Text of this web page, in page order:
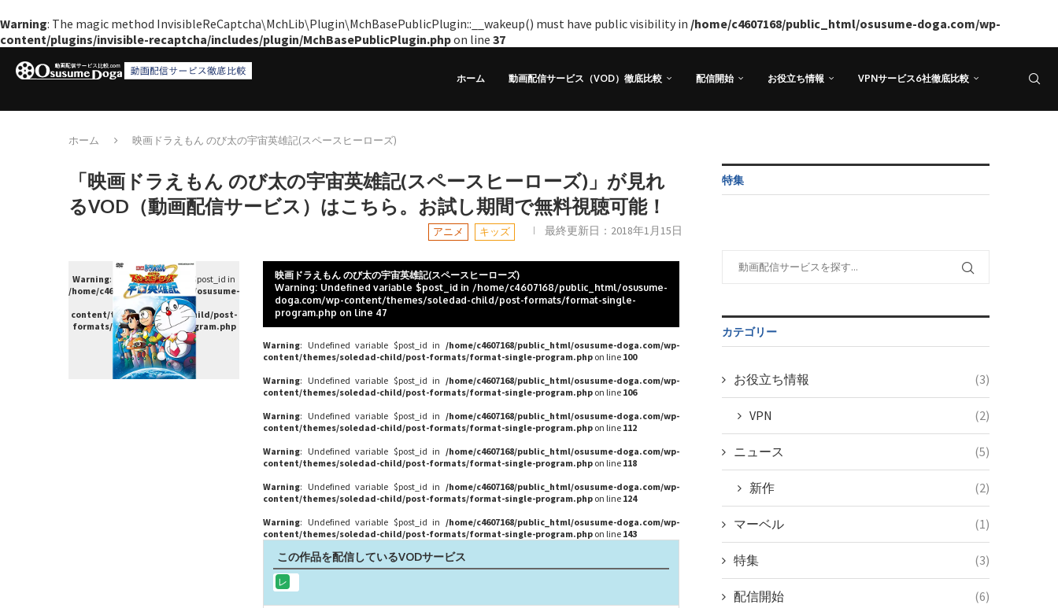
Warning: The magic method InvisibleReCaptcha\MchLib\Plugin\MchBasePublicPlugin::__wakeup() must have public visibility in /home/c4607168/public_html/osusume-doga.com/wp-
content/plugins/invisible-recaptcha/includes/plugin/MchBasePublicPlugin.phpon line 37
ホーム 動画配信サービス（VOD）徹底比較 配信開始 お役立ち情報 VPNサービス6社徹底比較
ホーム 映画ドラえもん のび太の宇宙英雄記(スペースヒーローズ)
「映画ドラえもん のび太の宇宙英雄記(スペースヒーローズ)」が見れ
るVOD（動画配信サービス）はこちら。お試し期間で無料視聴可能！
アニメ キッズ 最終更新日： 2018年1月15日
Warning: Undefined variable $post_id in
/home/c4607168/public_html/osusume-
doga.com/wp-
content/themes/soledad-child/post-
formats/format-single-program.php
on line38
映画ドラえもん のび太の宇宙英雄記(スペースヒーローズ)
Warning: Undefined variable $post_id in /home/c4607168/public_html/osusume-
doga.com/wp-content/themes/soledad-child/post-formats/format-single-
program.php on line 47
Warning: Undefined variable $post_id in /home/c4607168/public_html/osusume-doga.com/wp-
content/themes/soledad-child/post-formats/format-single-program.php on line 100
Warning: Undefined variable $post_id in /home/c4607168/public_html/osusume-doga.com/wp-
content/themes/soledad-child/post-formats/format-single-program.php on line 106
Warning: Undefined variable $post_id in /home/c4607168/public_html/osusume-doga.com/wp-
content/themes/soledad-child/post-formats/format-single-program.php on line 112
Warning: Undefined variable $post_id in /home/c4607168/public_html/osusume-doga.com/wp-
content/themes/soledad-child/post-formats/format-single-program.php on line 118
Warning: Undefined variable $post_id in /home/c4607168/public_html/osusume-doga.com/wp-
content/themes/soledad-child/post-formats/format-single-program.php on line 124
Warning: Undefined variable $post_id in /home/c4607168/public_html/osusume-doga.com/wp-
content/themes/soledad-child/post-formats/format-single-program.php on line 143
この作品を配信しているVODサービス
特集
カテゴリー
お役立ち情報 (3)
VPN (2)
ニュース (5)
新作 (2)
マーベル (1)
特集 (3)
配信開始 (6)